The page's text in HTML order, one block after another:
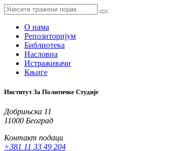
О нама
Репозиторијум
Библиотека
Насловна
Истраживачи
Књиге
Институт За Политичке Студије
Добрињска 11
11000 Београд
Контакт подаци
+381 11 33 49 204